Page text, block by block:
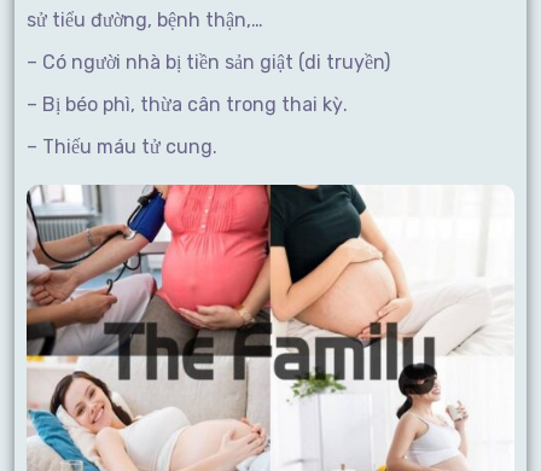
sử tiểu đường, bệnh thận,…
– Có người nhà bị tiền sản giật (di truyền)
– Bị béo phì, thừa cân trong thai kỳ.
– Thiếu máu tử cung.